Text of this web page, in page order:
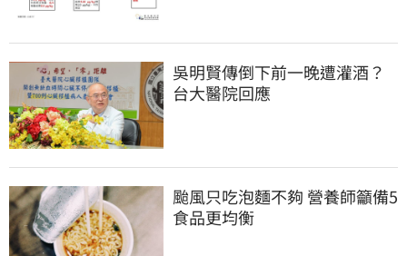
吳明賢傳倒下前一晚遭灌酒？
台大醫院回應
颱風只吃泡麵不夠 營養師籲備5
食品更均衡